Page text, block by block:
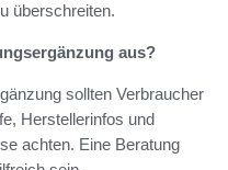
überschreiten.
aus?
sollten Verbraucher
Herstellerinfos und
achten. Eine Beratung